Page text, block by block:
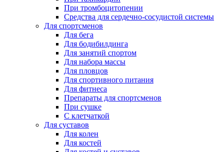
При тромбоцитопении
Средства для сердечно-сосудистой системы
Для спортсменов
Для бега
Для бодибилдинга
Для занятий спортом
Для набора массы
Для пловцов
Для спортивного питания
Для фитнеса
Препараты для спортсменов
При сушке
С клетчаткой
Для суставов
Для колен
Для костей